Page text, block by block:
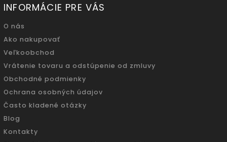
INFORMÁCIE PRE VÁS
O nás
Ako nakupovať
Veľkoobchod
Vrátenie tovaru a odstúpenie od zmluvy
Obchodné podmienky
Ochrana osobných údajov
Často kladené otázky
Blog
Kontakty